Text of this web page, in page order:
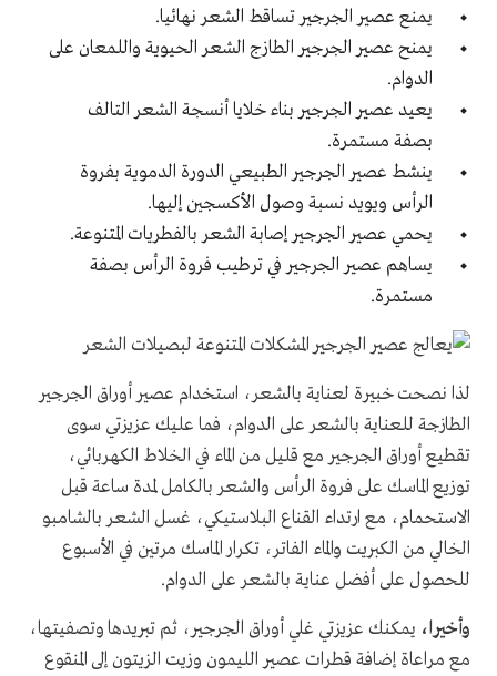
يمنع عصير الجرجير تساقط الشعر نهائيا.
يمنح عصير الجرجير الطازج الشعر الحيوية واللمعان على
الدوام.
يعيد عصير الجرجير بناء خلايا أنسجة الشعر التالف
بصفة مستمرة.
ينشط عصير الجرجير الطبيعي الدورة الدموية بفروة
الرأس ويويد نسبة وصول الأكسجين إليها.
يحمي عصير الجرجير إصابة الشعر بالفطريات المتنوعة.
يساهم عصير الجرجير في ترطيب فروة الرأس بصفة
مستمرة.
لذا نصحت خبيرة لعناية بالشعر، استخدام عصير أوراق الجرجير
الطازجة للعناية بالشعر على الدوام، فما عليك عزيزتي سوى
تقطيع أوراق الجرجير مع قليل من الماء في الخلاط الكهربائي،
توزيع الماسك على فروة الرأس والشعر بالكامل لمدة ساعة قبل
الاستحمام، مع ارتداء القناع البلاستيكي، غسل الشعر بالشامبو
الخالي من الكبريت والماء الفاتر، تكرار الماسك مرتين في الأسبوع
للحصول على أفضل عناية بالشعر على الدوام.
وأخيرا،يمكنك عزيزتي غلي أوراق الجرجير، ثم تبريدها وتصفيتها،
مع مراعاة إضافة قطرات عصير الليمون وزيت الزيتون إلى المنقوع